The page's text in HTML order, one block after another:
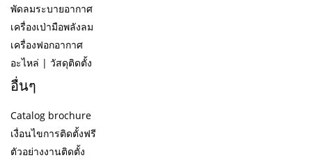
พัดลมระบายอากาศ
เครื่องเป่ามือพลังลม
เครื่องฟอกอากาศ
อะไหล่ | วัสดุติดตั้ง
อื่นๆ
Catalog brochure
เงื่อนไขการติดตั้งฟรี
ตัวอย่างงานติดตั้ง